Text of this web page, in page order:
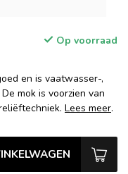
Op voorraad
en is vaatwasser-,
mok is voorzien van
Lees meer.